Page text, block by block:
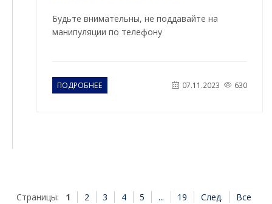
Будьте внимательны, не поддавайте на
манипуляции по телефону
ПОДРОБНЕЕ 07.11.2023 630
Страницы: 1 2 3 4 5 ... 19 След. Все